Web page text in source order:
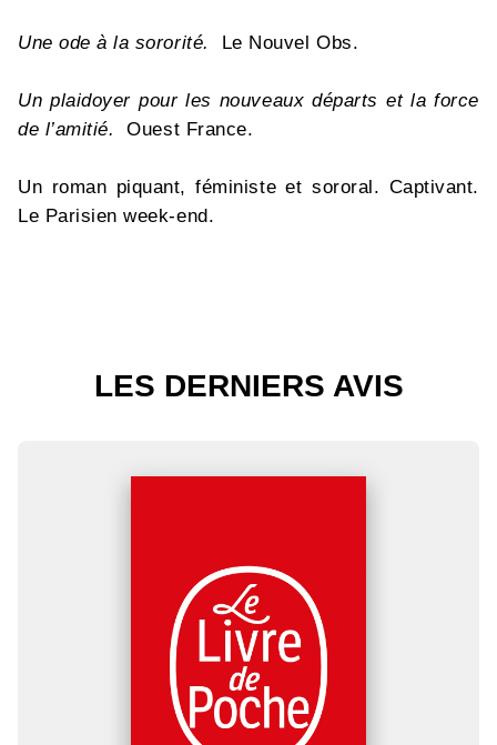
Une ode à la sororité. Le Nouvel Obs.
Un plaidoyer pour les nouveaux départs et la force
de l’amitié.Ouest France.
Un roman piquant, féministe et sororal. Captivant.
Le Parisien week-end.
LES DERNIERS AVIS